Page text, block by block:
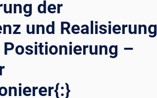
der
und Realisierung
–